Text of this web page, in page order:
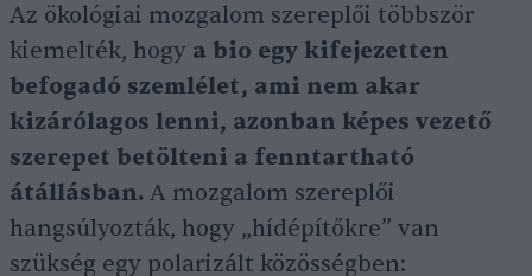
Az ökológiai mozgalom szereplői többször
kiemelték, hogy a bio egy kifejezetten
befogadó szemlélet, ami nem akar
kizárólagos lenni, azonban képes vezető
szerepet betölteni a fenntartható
átállásban. A mozgalom szereplői
hangsúlyozták, hogy „hídépítőkre” van
szükség egy polarizált közösségben: